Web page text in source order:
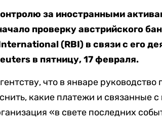
за иностранными
проверку австрийского
(RBI) в связи с его
в пятницу, 17 февраля.
что в январе руководство
какие платежи и связанные
«в свете последних